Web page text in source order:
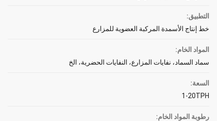
التطبيق:
خط إنتاج الأسمدة المركبة العضوية للمزارع
المواد الخام:
سماد السماد، نفايات المزارع، النفايات الحضرية، الخ
السعة:
1-20TPH
رطوبة المواد الخام: